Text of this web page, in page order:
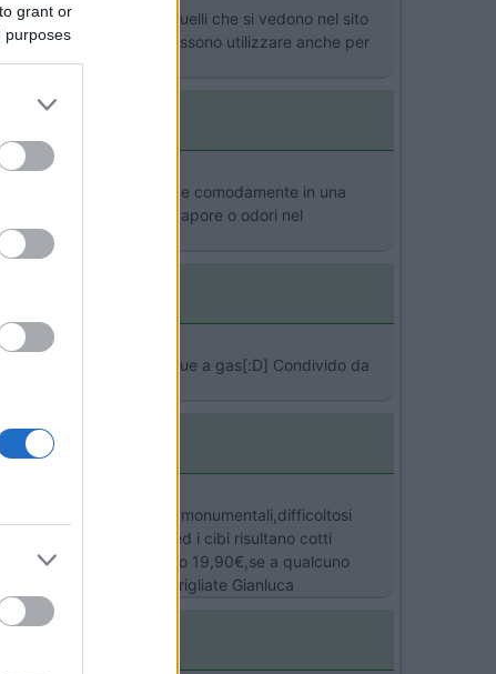
grant or
purposes
inferiori di quelli che si vedono nel sito
2 piastre che si possono utilizzare anche per
pesa 10 KG e si richiude comodamente in una
pasta, senza creare vapore o odori nel
una frittura sul barbecue a gas[:D] Condivido da
solo apparecchi monumentali,difficoltosi
ha fiamma viva ed i cibi risultano cotti
la spedizione ci vogliono 19,90€,se a qualcuno
Ciao e buone grigliate Gianluca